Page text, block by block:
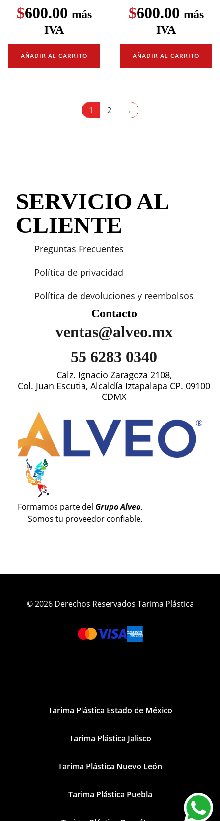
$600.00 más
IVA
AÑADIR AL CARRITO
$600.00 más
IVA
AÑADIR AL CARRITO
1 2 →
SERVICIO AL
CLIENTE
Preguntas Frecuentes
Política de privacidad
Política de devoluciones y reembolsos
Contacto
ventas@alveo.mx
55 6283 0340
Calz. Ignacio Zaragoza 2108,
Col. Juan Escutia, Alcaldía Iztapalapa CP. 09100
CDMX
Formamos parte del Grupo Alveo.
Somos tu proveedor confiable.
© 2026 Derechos Reservados Tarima Plástica
Tarima Plástica Estado de México
Tarima Plástica Jalisco
Tarima Plástica Nuevo León
Tarima Plástica Puebla